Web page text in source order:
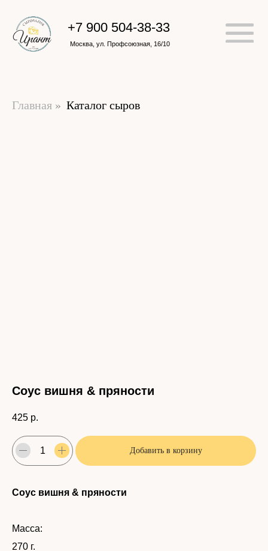
Москва, ул. Профсоюзная, 16/10
Главная » Каталог сыров
Соус вишня & пряности
425 р.
Добавить в корзину
Соус вишня & пряности
Масса:
270 г.